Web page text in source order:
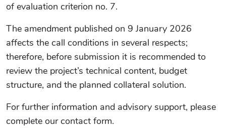
of evaluation criterion no. 7.
The amendment published on 9 January 2026
affects the call conditions in several respects;
therefore, before submission it is recommended to
review the project’s technical content, budget
structure, and the planned collateral solution.
For further information and advisory support, please
complete our contact form.